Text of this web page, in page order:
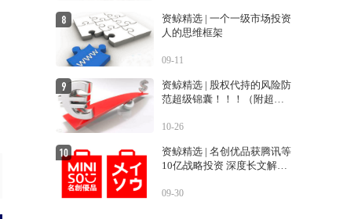
资鲸精选 | 一个一级市场投资
人的思维框架
09-11
资鲸精选 | 股权代持的风险防
范超级锦囊！！！（附超经
10-26
资鲸精选 | 名创优品获腾讯等
10亿战略投资 深度长文解密
09-30